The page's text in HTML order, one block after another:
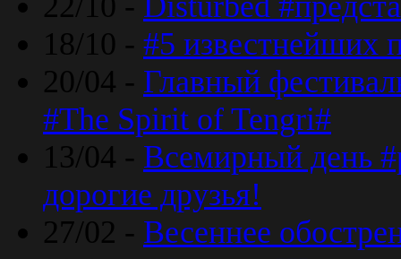
18/10 - #5 известнейших
20/04 - Главный
#The Spirit of Tengri#
13/04 - Всемирный день
дорогие друзья!
27/02 - Весеннее